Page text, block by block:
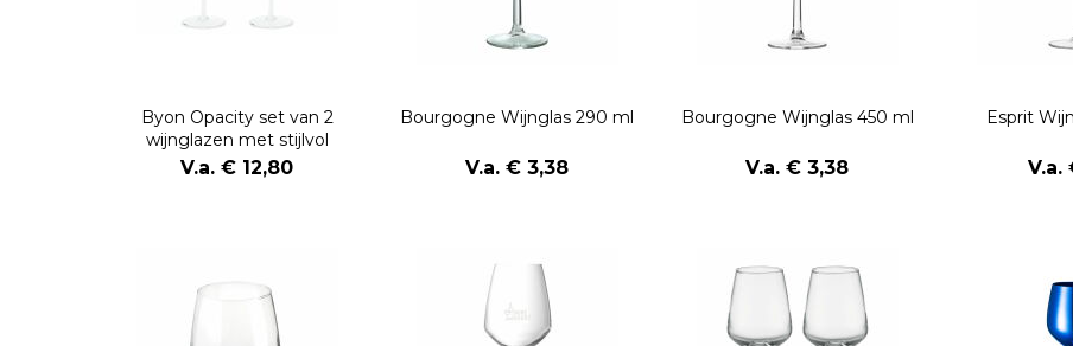
Byon Opacity set van 2
wijnglazen met stijlvol
glaspatroon 470ml
V.a. € 12,80
Bourgogne Wijnglas 290 ml
V.a. € 3,38
Bourgogne Wijnglas 450 ml
V.a. € 3,38
Esprit
V.a.